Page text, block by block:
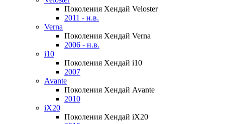
Поколения Хендай Veloster
2011 - н.в.
Verna
Поколения Хендай Verna
2006 - н.в.
i10
Поколения Хендай i10
2007
Avante
Поколения Хендай Avante
2010
iX20
Поколения Хендай iX20